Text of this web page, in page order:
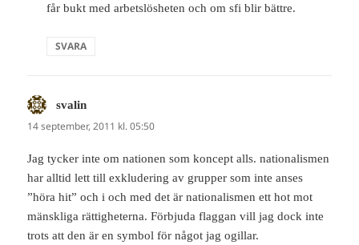
får bukt med arbetslösheten och om sfi blir bättre.
SVARA
svalin
14 september, 2011 kl. 05:50
Jag tycker inte om nationen som koncept alls. nationalismen
har alltid lett till exkludering av grupper som inte anses
”höra hit” och i och med det är nationalismen ett hot mot
mänskliga rättigheterna. Förbjuda flaggan vill jag dock inte
trots att den är en symbol för något jag ogillar.